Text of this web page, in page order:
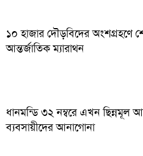
১০ হাজার দৌড়বিদের অংশগ্রহণে
আন্তর্জাতিক ম্যারাথন
ধানমন্ডি ৩২ নম্বরে এখন ছিন্নমূল
ব্যবসায়ীদের আনাগোনা